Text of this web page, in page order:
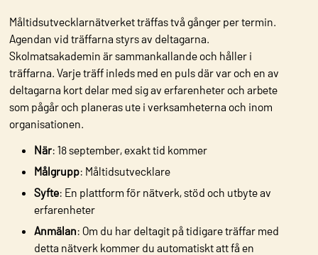
Måltidsutvecklarnätverket träffas två gånger per termin.
Agendan vid träffarna styrs av deltagarna.
Skolmatsakademin är sammankallande och håller i
träffarna. Varje träff inleds meden puls där var och en av
deltagarna kort delar med sig av erfarenheter och arbete
som pågåroch planeras ute i verksamheterna och inom
organisationen.
När: 18 september, exakt tid kommer
Målgrupp: Måltidsutvecklare
Syfte: En plattform för nätverk, stöd och utbyte av
erfarenheter
Anmälan: Om du har deltagit på tidigare träffar med
detta nätverk kommer du automatiskt att få en